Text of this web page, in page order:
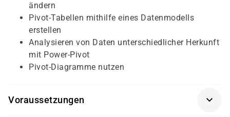
ändern
Pivot-Tabellen mithilfe eines Datenmodells
erstellen
Analysieren von Daten unterschiedlicher Herkunft
mit Power-Pivot
Pivot-Diagramme nutzen
Voraussetzungen